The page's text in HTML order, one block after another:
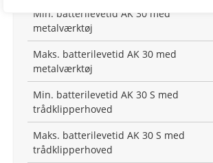
Min. batterilevetid AK 30 med
metalværktøj
Maks. batterilevetid AK 30 med
metalværktøj
Min. batterilevetid AK 30 S med
trådklipperhoved
Maks. batterilevetid AK 30 S med
trådklipperhoved